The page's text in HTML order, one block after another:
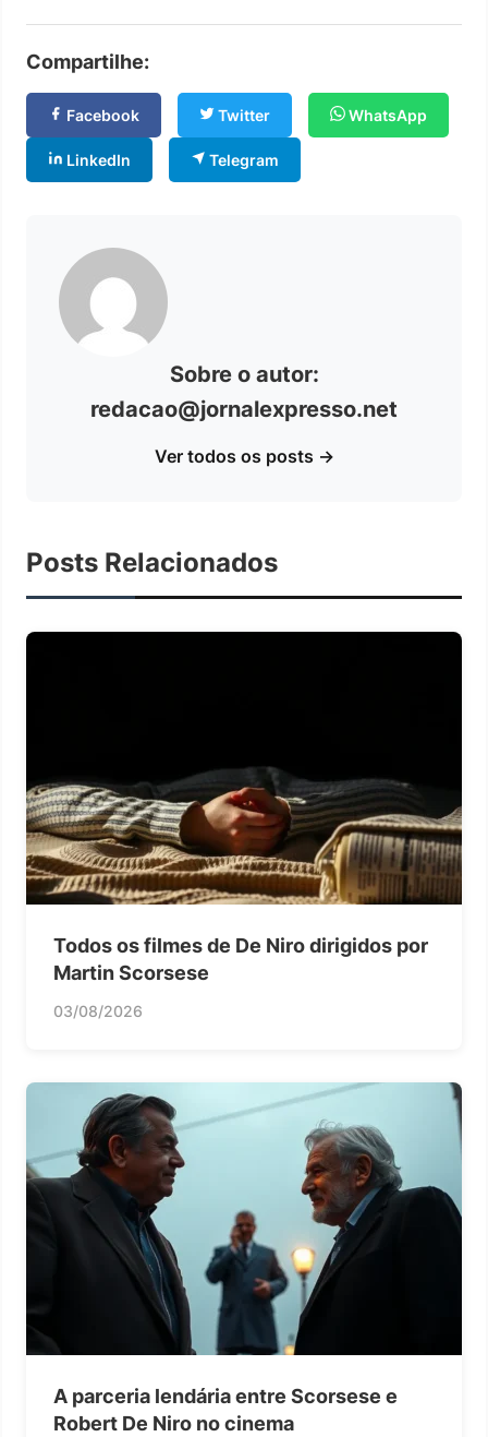
Compartilhe:
Facebook Twitter WhatsApp
LinkedIn Telegram
Sobre o autor:
redacao@jornalexpresso.net
Ver todos os posts →
Posts Relacionados
Todos os filmes de De Niro dirigidos por
Martin Scorsese
03/08/2026
A parceria lendária entre Scorsese e
Robert De Niro no cinema